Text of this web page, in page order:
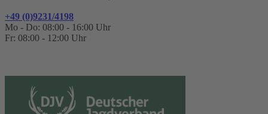
+49 (0)9231/4198
Mo - Do: 08:00 - 16:00 Uhr
Fr: 08:00 - 12:00 Uhr